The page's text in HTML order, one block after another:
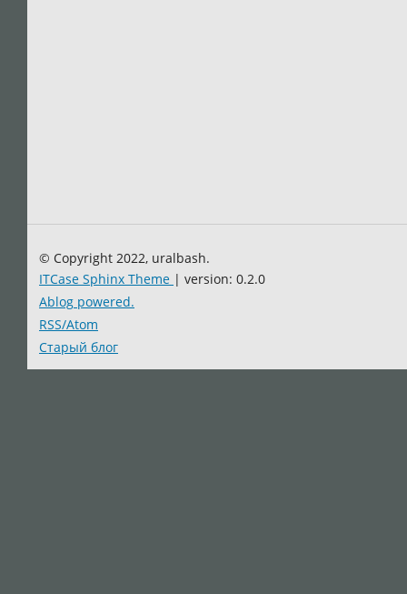
© Copyright 2022, uralbash.
ITCase Sphinx Theme | version: 0.2.0
Ablog powered.
RSS/Atom
Старый блог